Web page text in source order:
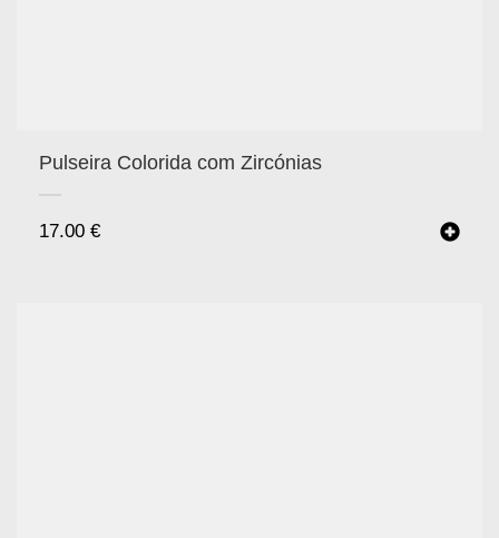
Pulseira Colorida com Zircónias
17.00 €